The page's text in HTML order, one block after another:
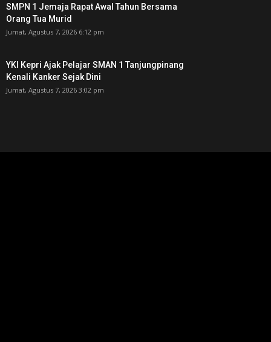
SMPN 1 Jemaja Rapat Awal Tahun Bersama
Orang Tua Murid ‎
Jumat, Agustus 7, 2026 6:12 pm
YKI Kepri Ajak Pelajar SMAN 1 Tanjungpinang
Kenali Kanker Sejak Dini
Jumat, Agustus 7, 2026 3:02 pm